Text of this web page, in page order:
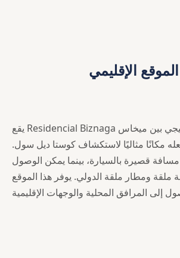
الموقع الإقليمي
يقع Residencial Biznaga في موقع استراتيجي بين ميخاس
مكانًا مثاليًا لاستكشاف كوستا ديل سول.
مسافة قصيرة بالسيارة، بينما يمكن الوصول
ملقة ومطار ملقة الدولي. يوفر هذا الموقع